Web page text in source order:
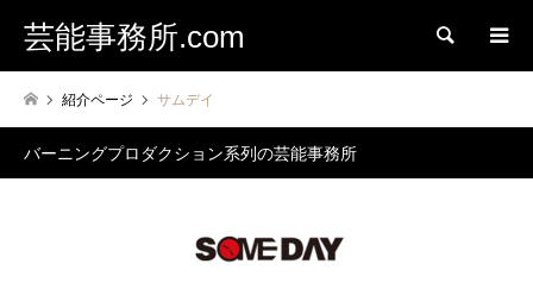
芸能事務所.com 検索
紹介ページ サムデイ
バーニングプロダクション系列の芸能事務所